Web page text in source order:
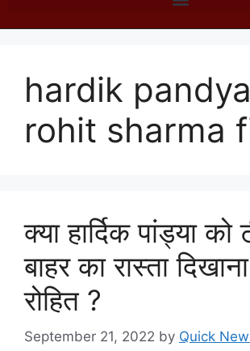
hardik
rohit sharma
क्या हार्दिक पांड्या को
बाहर का रास्ता
रोहित ?
September 21, 2022 by Quick